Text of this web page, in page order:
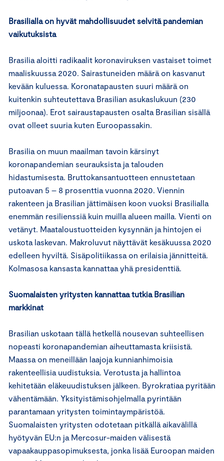
Brasilialla on hyvät mahdollisuudet selvitä pandemian
vaikutuksista
Brasilia aloitti radikaalit koronaviruksen vastaiset toimet
maaliskuussa 2020. Sairastuneiden määrä on kasvanut
kevään kuluessa. Koronatapausten suuri määrä on
kuitenkin suhteutettava Brasilian asukaslukuun (230
miljoonaa). Erot sairaustapausten osalta Brasilian sisällä
ovat olleet suuria kuten Euroopassakin.
Brasilia on muun maailman tavoin kärsinyt
koronapandemian seurauksista ja talouden
hidastumisesta. Bruttokansantuotteen ennustetaan
putoavan 5 – 8 prosenttia vuonna 2020. Viennin
rakenteen ja Brasilian jättimäisen koon vuoksi Brasilialla
enemmän resilienssiä kuin muilla alueen mailla. Vienti on
vetänyt. Maataloustuotteiden kysynnän ja hintojen ei
uskota laskevan. Makroluvut näyttävät kesäkuussa 2020
edelleen hyviltä. Sisäpolitiikassa on erilaisia jännitteitä.
Kolmasosa kansasta kannattaa yhä presidenttiä.
Suomalaisten yritysten kannattaa tutkia Brasilian
markkinat
Brasilian uskotaan tällä hetkellä nousevan suhteellisen
nopeasti koronapandemian aiheuttamasta kriisistä.
Maassa on meneillään laajoja kunnianhimoisia
rakenteellisia uudistuksia. Verotusta ja hallintoa
kehitetään eläkeuudistuksen jälkeen. Byrokratiaa pyritään
vähentämään. Yksityistämisohjelmalla pyrintään
parantamaan yritysten toimintaympäristöä.
Suomalaisten yritysten odotetaan pitkällä aikavälillä
hyötyvän EU:n ja Mercosur-maiden välisestä
vapaakauppasopimuksesta, jonka lisää Euroopan maiden